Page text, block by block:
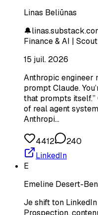
Linas Beliūnas
Finance & AI |
15 juil. 2026
Anthropic engineer
prompt Claude.
that prompts
of real agent
Anthropi…
4412
240
LinkedIn
E
Emeline Desert-
Je shift ton
Prospection,